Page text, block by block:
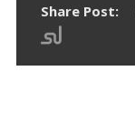
Share Post: